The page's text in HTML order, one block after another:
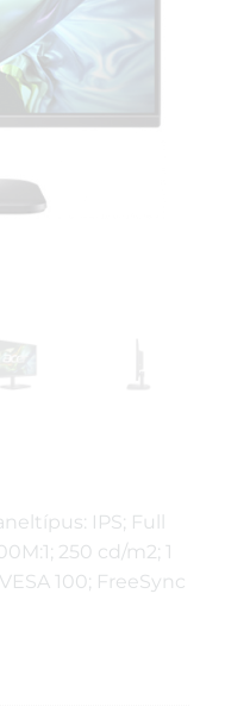
IPS; Full
250 cd/m2; 1
100; FreeSync